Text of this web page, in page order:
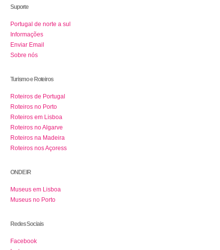
Suporte
Portugal de norte a sul
Informações
Enviar Email
Sobre nós
Turismo e Roteiros
Roteiros de Portugal
Roteiros no Porto
Roteiros em Lisboa
Roteiros no Algarve
Roteiros na Madeira
Roteiros nos Açoress
ONDE IR
Museus em Lisboa
Museus no Porto
Redes Sociais
Facebook